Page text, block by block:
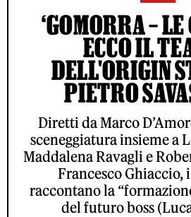
‘GOMORRA –
ECCO IL
DELL'ORIGIN
PIETRO
Diretti da Marco
sceneggiatura insieme a
Maddalena Ravagli e
Francesco Ghiaccio,
raccontano la
del futuro boss